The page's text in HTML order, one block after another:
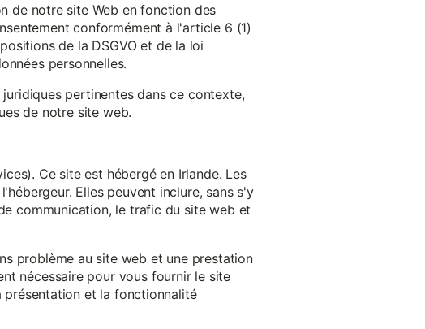
de notre site Web en fonction des
conformément à l'article 6 (1)
de la DSGVO et de la loi
personnelles.
pertinentes dans ce contexte,
de notre site web.
Ce site est hébergé en Irlande. Les
Elles peuvent inclure, sans s'y
communication, le trafic du site web et
problème au site web et une prestation
nécessaire pour vous fournir le site
et la fonctionnalité